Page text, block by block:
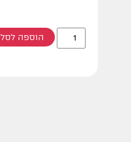
הוספה לסל